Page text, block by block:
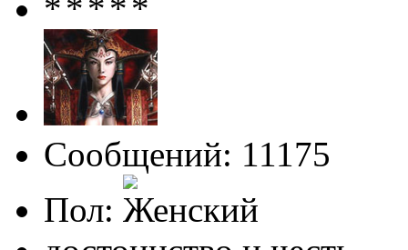
Сообщений: 11175
Пол: